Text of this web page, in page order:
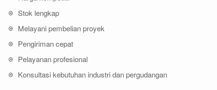
Stok lengkap
Melayani pembelian proyek
Pengiriman cepat
Pelayanan profesional
Konsultasi kebutuhan industri dan pergudangan